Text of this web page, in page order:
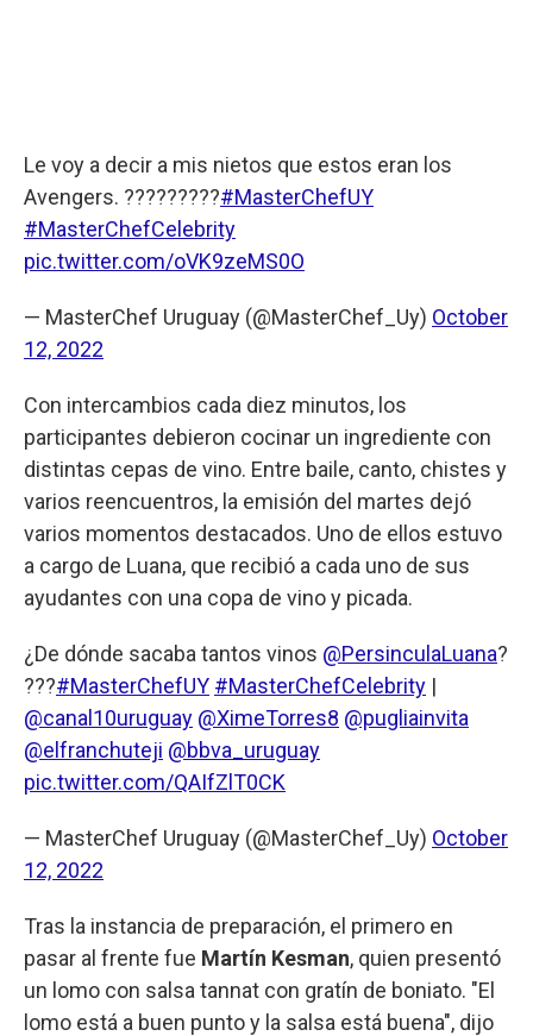
Le voy a decir a mis nietos que estos eran los
Avengers. ?????????#MasterChefUY
#MasterChefCelebrity
pic.twitter.com/oVK9zeMS0O
— MasterChef Uruguay (@MasterChef_Uy) October
12, 2022
Con intercambios cada diez minutos, los
participantes debieron cocinar un ingrediente con
distintas cepas de vino. Entre baile, canto, chistes y
varios reencuentros, la emisión del martes dejó
varios momentos destacados. Uno de ellos estuvo
a cargo de Luana, que recibió a cada uno de sus
ayudantes con una copa de vino y picada.
¿De dónde sacaba tantos vinos @PersinculaLuana?
???#MasterChefUY #MasterChefCelebrity |
@canal10uruguay @XimeTorres8 @pugliainvita
@elfranchuteji @bbva_uruguay
pic.twitter.com/QAIfZlT0CK
— MasterChef Uruguay (@MasterChef_Uy) October
12, 2022
Tras la instancia de preparación, el primero en
pasar al frente fue Martín Kesman, quien presentó
un lomo con salsa tannat con gratín de boniato. "El
lomo está a buen punto y la salsa está buena", dijo